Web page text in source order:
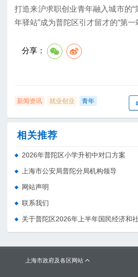
打造来沪求职创业青年融入城市的“
年驿站”成为普陀区引才留才的“第一
分享：
新闻资讯 就业创业 青年
相关推荐
2026年普陀区小学升初中对口方案
上海市公安局普陀分局机构领导
网站声明
联系我们
上海市政府及各区网站 